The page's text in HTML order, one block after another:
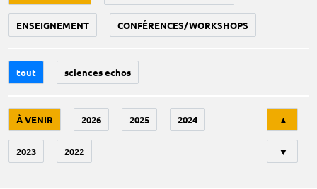
ENSEIGNEMENT CONFÉRENCES/WORKSHOPS
tout sciences echos
À VENIR 2026 2025 2024
2023 2022
▲
▼